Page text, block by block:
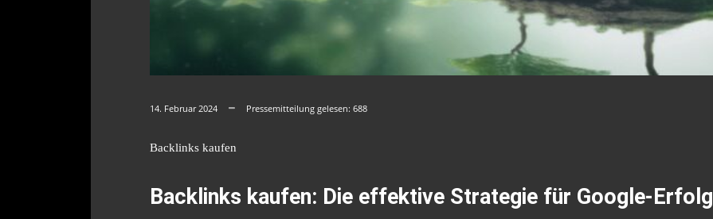
14. Februar 2024 Pressemitteilung gelesen: 688
Backlinks kaufen
Backlinks kaufen: Die effektive Strategie für Google-Erfolg